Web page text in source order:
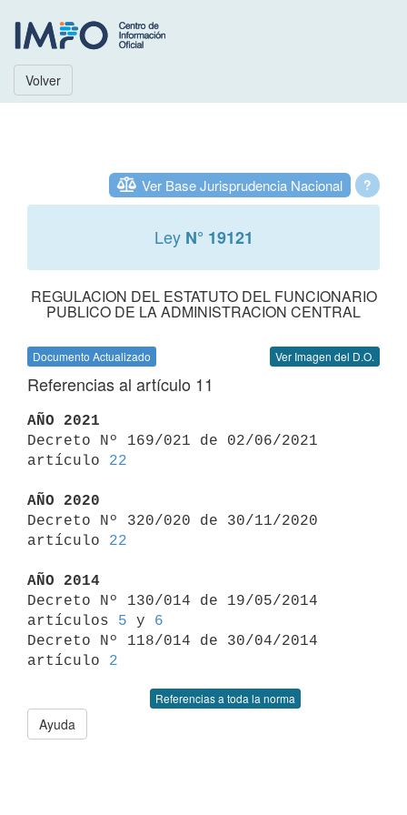
Volver
?
Ver Base Jurisprudencia Nacional
Ley N° 19121
REGULACION DEL ESTATUTO DEL FUNCIONARIO
PUBLICO DE LA ADMINISTRACION CENTRAL
Documento Actualizado Ver Imagen del D.O.
Referencias al artículo 11
AÑO 2021
Decreto Nº 169/021 de 02/06/2021
artículo 22
AÑO 2020
Decreto Nº 320/020 de 30/11/2020
artículo 22
AÑO 2014
Decreto Nº 130/014 de 19/05/2014
artículos 5 y 6
Decreto Nº 118/014 de 30/04/2014
artículo 2
Referencias a toda la norma
Ayuda